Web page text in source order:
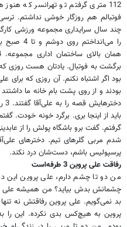
112 متری گرفتم تو تهرانسر که
فوتبالم هم روزگار خوشی نداشتم.
چند سال سرایداری مجموعه ورزشی
را
بود اگر اشتباه نکنم. آن روزی که برای
بودند و از روی پشت بام خانه ما
شدم مربی گلرهای تیم. دخترهای
پرسپولیس باشم، دست‌شان درد نکند.
رفاقت علی پروین 3 طرفه‌است
من دو تا چشم دارم، علی پروین
چشمانش بدش بیاید؟ من همیشه علی